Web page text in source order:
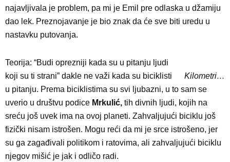
najavljivala je problem, pa mi je Emil pre odlaska u džamiju
dao lek. Preznojavanje je bio znak da će sve biti uredu u
nastavku putovanja.
Kilometri…
Teorija: “Budi oprezniji kada su u pitanju ljudi
koji su ti strani” dakle ne važi kada su biciklisti
u pitanju. Prema biciklistima su svi ljubazni, u to sam se
uverio u društvu podice Mrkulić, tih divnih ljudi, kojih na
sreću još uvek ima na ovoj planeti. Zahvaljujući biciklu još
fizički nisam istrošen. Mogu reći da mi je srce istrošeno, jer
su ga zagađivali politikom i ratovima, ali zahvaljujući biciklu
njegov mišić je jak i odličo radi.